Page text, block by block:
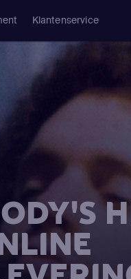
Klantenservice